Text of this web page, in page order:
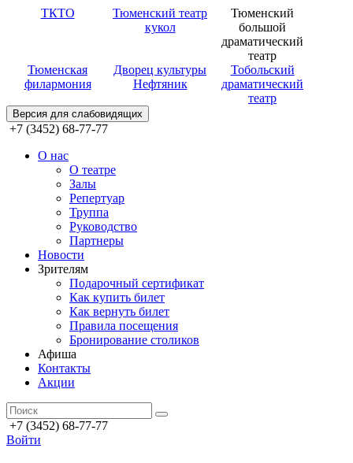
ТКТО
Тюменский театр
кукол
Тюменский
большой
драматический
театр
Тюменская
филармония
Дворец культуры
Нефтяник
Тобольский
драматический
театр
Версия для слабовидящих
+7 (3452) 68-77-77
О нас
О театре
Залы
Репертуар
Труппа
Руководство
Партнеры
Новости
Зрителям
Подарочный сертификат
Как купить билет
Как вернуть билет
Правила посещения
Бронирование столиков
Афиша
Контакты
Акции
+7 (3452) 68-77-77
Войти